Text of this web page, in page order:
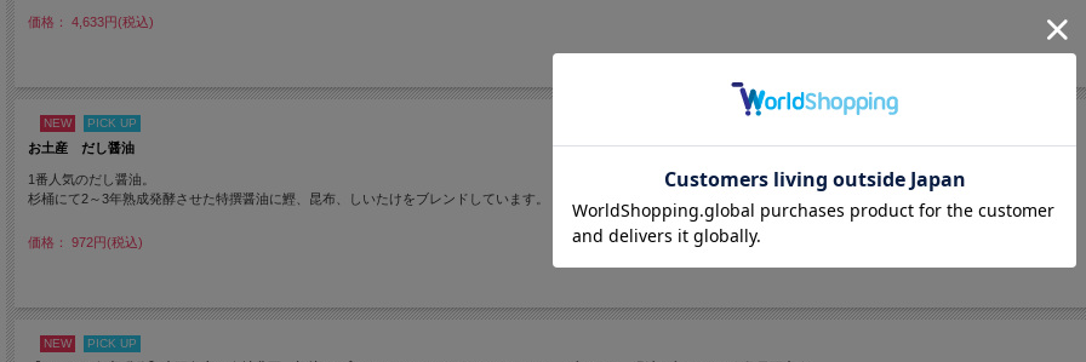
価格： 4,633円(税込)
NEW PICK UP
お土産 だし醤油
1番人気のだし醤油。
杉桶にて2～3年熟成発酵させた特撰醤油に鰹、昆布、しいたけをブレンドしています。
価格： 972円(税込)
NEW PICK UP